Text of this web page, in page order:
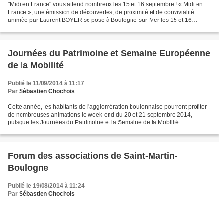
"Midi en France" vous attend nombreux les 15 et 16 septembre ! « Midi en
France », une émission de découvertes, de proximité et de convivialité
animée par Laurent BOYER se pose à Boulogne-sur-Mer les 15 et 16
Journées du Patrimoine et Semaine Européenne
de la Mobilité
Publié le 11/09/2014 à 11:17
Par Sébastien Chochois
Cette année, les habitants de l'agglomération boulonnaise pourront profiter
de nombreuses animations le week-end du 20 et 21 septembre 2014,
puisque les Journées du Patrimoine et la Semaine de la Mobilité
Forum des associations de Saint-Martin-
Boulogne
Publié le 19/08/2014 à 11:24
Par Sébastien Chochois